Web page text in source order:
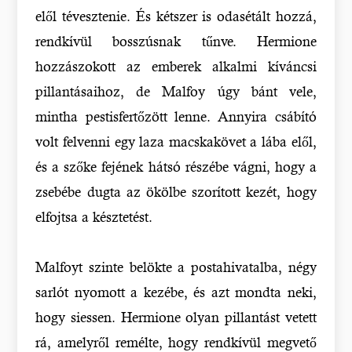
elől tévesztenie. És kétszer is odasétált hozzá,
rendkívül bosszúsnak tűnve. Hermione
hozzászokott az emberek alkalmi kíváncsi
pillantásaihoz, de Malfoy úgy bánt vele,
mintha pestisfertőzött lenne. Annyira csábító
volt felvenni egy laza macskakövet a lába elől,
és a szőke fejének hátsó részébe vágni, hogy a
zsebébe dugta az ökölbe szorított kezét, hogy
elfojtsa a késztetést.
Malfoyt szinte belökte a postahivatalba, négy
sarlót nyomott a kezébe, és azt mondta neki,
hogy siessen. Hermione olyan pillantást vetett
rá, amelyről remélte, hogy rendkívül megvető